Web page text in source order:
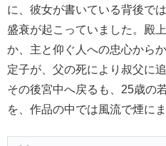
に、彼女が書いている背後で
盛衰が起こっていました。殿
か、主と仰ぐ人への忠心から
定子が、父の死により叔父に
その後宮中へ戻るも、25歳の
を、作品の中では風流で煙に